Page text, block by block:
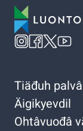
Tiäđuh
Äigikyevdil
Ohtâvuođâ